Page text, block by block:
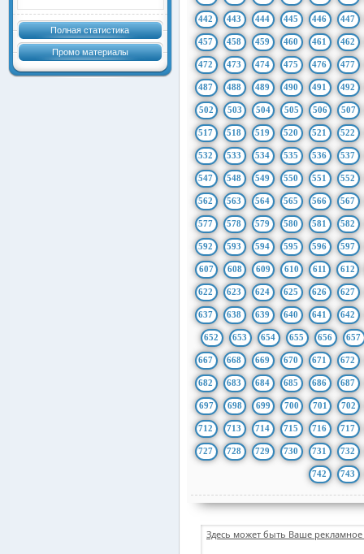
Полная статистика
Промо материалы
442 443 444 445 446 447
457 458 459 460 461 462
472 473 474 475 476 477
487 488 489 490 491 492
502 503 504 505 506 507
517 518 519 520 521 522
532 533 534 535 536 537
547 548 549 550 551 552
562 563 564 565 566 567
577 578 579 580 581 582
592 593 594 595 596 597
607 608 609 610 611 612
622 623 624 625 626 627
637 638 639 640 641 642
652 653 654 655 656 657
667 668 669 670 671 672
682 683 684 685 686 687
697 698 699 700 701 702
712 713 714 715 716 717
727 728 729 730 731 732
742 743
Здесь может быть Ваше